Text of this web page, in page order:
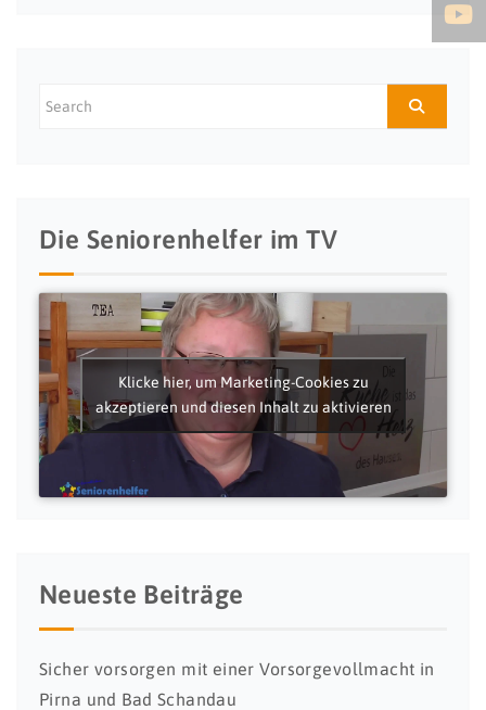
Die Seniorenhelfer im TV
Klicke hier, um Marketing-Cookies zu
akzeptieren und diesen Inhalt zu aktivieren
Neueste Beiträge
Sicher vorsorgen mit einer Vorsorgevollmacht in
Pirna und Bad Schandau